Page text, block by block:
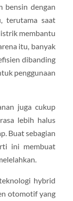
bensin dengan
terutama saat
membantu
itu, banyak
dibanding
penggunaan
juga cukup
lebih halus
Buat sebagian
ini membuat
hybrid
otomotif yang